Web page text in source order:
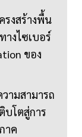
รงสร้างพื้น
งไซเบอร์
ของ
ามสามารถ
บโตสู่การ
าค